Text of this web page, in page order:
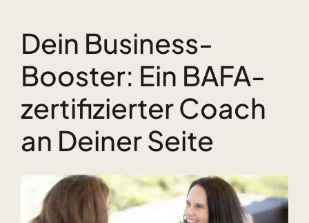
Kundenstimmen
Bücher
Kontakt
Dein Business-
Booster: Ein BAFA-
zertifizierter Coach
an Deiner Seite
grösseres